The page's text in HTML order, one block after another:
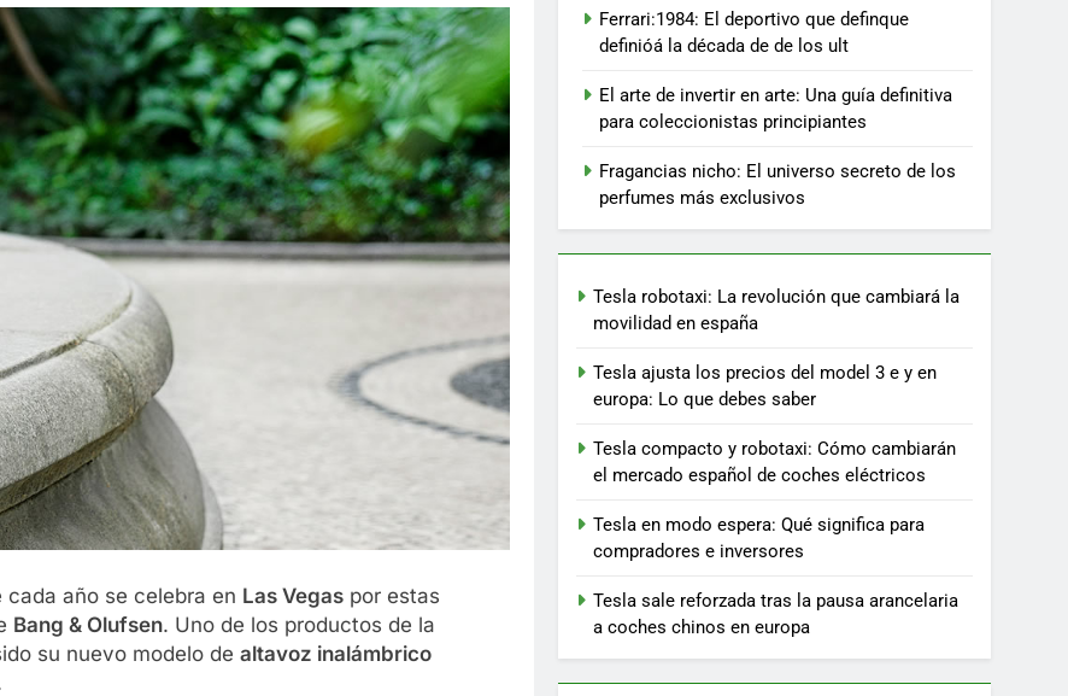
cada año se celebra en Las Vegas por estas
Bang & Olufsen. Uno de los productos de la
su nuevo modelo de altavoz inalámbrico
Ferrari:1984: El deportivo que definque
definióá la década de de los ult
El arte de invertir en arte: Una guía definitiva
para coleccionistas principiantes
Fragancias nicho: El universo secreto de los
perfumes más exclusivos
Tesla robotaxi: La revolución que cambiará la
movilidad en españa
Tesla ajusta los precios del model 3 e y en
europa: Lo que debes saber
Tesla compacto y robotaxi: Cómo cambiarán
el mercado español de coches eléctricos
Tesla en modo espera: Qué significa para
compradores e inversores
Tesla sale reforzada tras la pausa arancelaria
a coches chinos en europa